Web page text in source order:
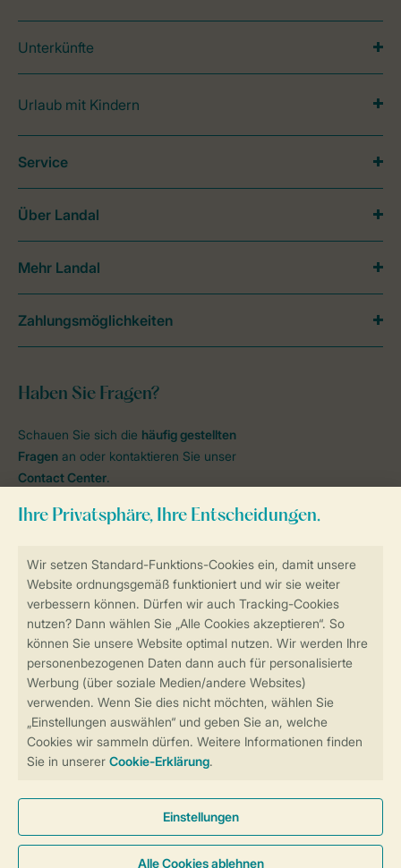
Sichere Datenübertragung
Unterkünfte
Urlaub mit Kindern
Haben Sie Fragen?
Schauen Sie sich die häufig gestellten
Fragen an oder kontaktieren Sie unser
Contact Center.
facebookinstagramtiktok youtube
Zum Newsletter anmelden
Service
Über Landal
Mehr Landal
Zahlungsmöglichkeiten